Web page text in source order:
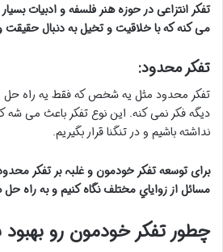
تفکر انتزاعی در حوزه هنر فلسفه و ادبیات
می کنه که با خلاقیت و تخیل به دنبال حقیقت
تفکر محدود:
تفکر محدود مثل یه شخص که فقط یه راه حل
دیگه فکر نمی کنه. این نوع تفکر باعث می
نداشته باشیم و در تنگنا قرار بگیریم.
برای توسعه تفکر خودمون و غلبہ بر تفکر محدود
مسائل از زواياي مختلف نگاه کنیم و به راه
چطور تفکر خودمون رو بهبود